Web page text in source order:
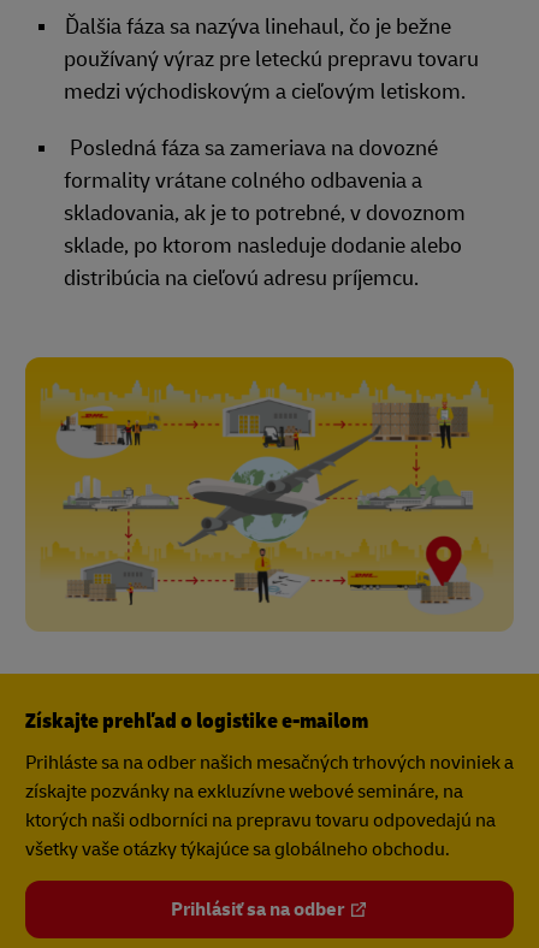
Ďalšia fáza sa nazýva linehaul, čo je bežne
používaný výraz pre leteckú prepravu tovaru
medzi východiskovým a cieľovým letiskom.
Posledná fáza sa zameriava na dovozné
formality vrátane colného odbavenia a
skladovania, ak je to potrebné, v dovoznom
sklade, po ktorom nasleduje dodanie alebo
distribúcia na cieľovú adresu príjemcu.
Získajte prehľad o logistike e-mailom
Prihláste sa na odber našich mesačných trhových noviniek a
získajte pozvánky na exkluzívne webové semináre, na
ktorých naši odborníci na prepravu tovaru odpovedajú na
všetky vaše otázky týkajúce sa globálneho obchodu.
Prihlásiť sa na odber